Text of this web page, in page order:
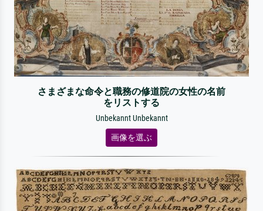
さまざまな命令と職務の修道院の女性の名前
をリストする
Unbekannt Unbekannt
画像を選ぶ